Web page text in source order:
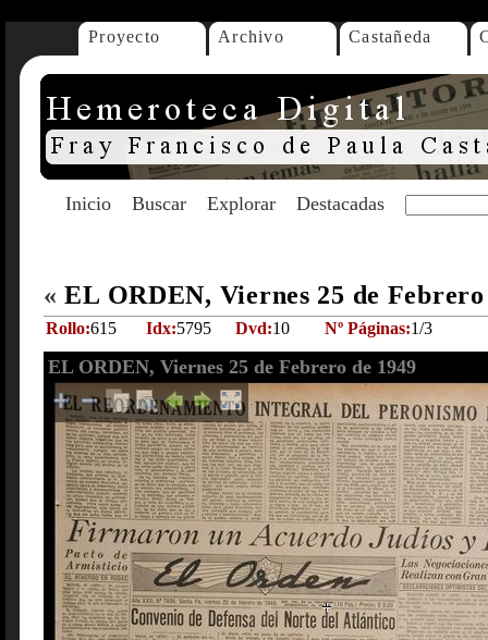
Proyecto Archivo Castañeda
Inicio Buscar Explorar Destacadas
« EL ORDEN, Viernes 25 de
Rollo:615 Idx:5795 Dvd:10 Nº Páginas:1/3
EL ORDEN, Viernes 25 de Febrero de 1949